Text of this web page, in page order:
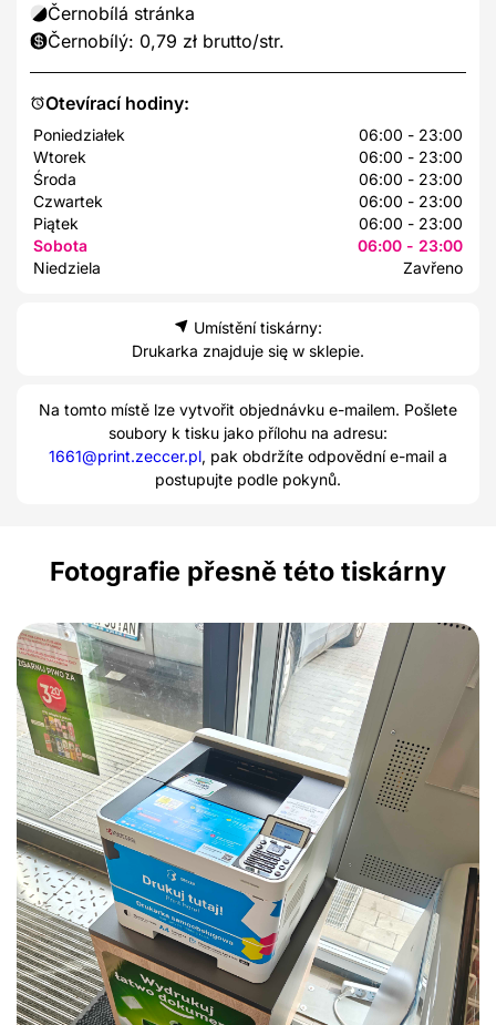
Otevírací hodiny:
Poniedziałek
06:00 - 23:00
Wtorek
06:00 - 23:00
Środa
06:00 - 23:00
Czwartek
06:00 - 23:00
Piątek
06:00 - 23:00
Sobota
06:00 - 23:00
Niedziela
Zavřeno
Černobílá stránka
Černobílý: 0,79 zł brutto/str.
Umístění tiskárny:
Drukarka znajduje się w sklepie.
Na tomto místě lze vytvořit objednávku e-mailem. Pošlete
soubory k tisku jako přílohu na adresu:
1661@print.zeccer.pl, pak obdržíte odpovědní e-mail a
postupujte podle pokynů.
Fotografie přesně této tiskárny